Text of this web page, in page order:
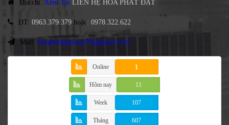
Địa chỉ: Xem Tại LIÊN HỆ HÒA PHÁT ĐẠT
ĐT: 0963.379.379 hoặc: 0978.322.622
Mail: hoaphatdatgroup79@gmail.com
Online 1
Hôm nay 11
Week 107
Tháng 607